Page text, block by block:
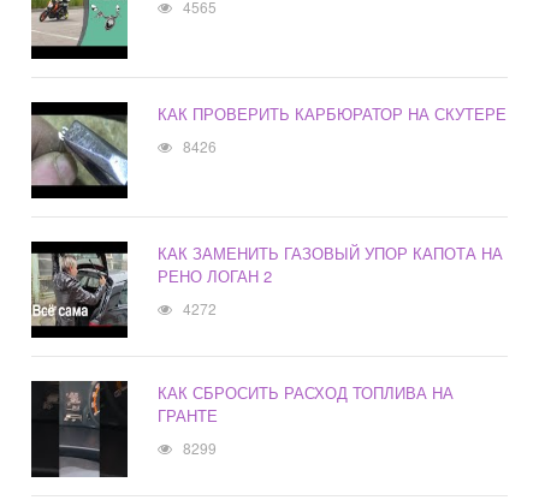
4565
КАК ПРОВЕРИТЬ КАРБЮРАТОР НА СКУТЕРЕ
8426
КАК ЗАМЕНИТЬ ГАЗОВЫЙ УПОР КАПОТА НА
РЕНО ЛОГАН 2
4272
КАК СБРОСИТЬ РАСХОД ТОПЛИВА НА
ГРАНТЕ
8299